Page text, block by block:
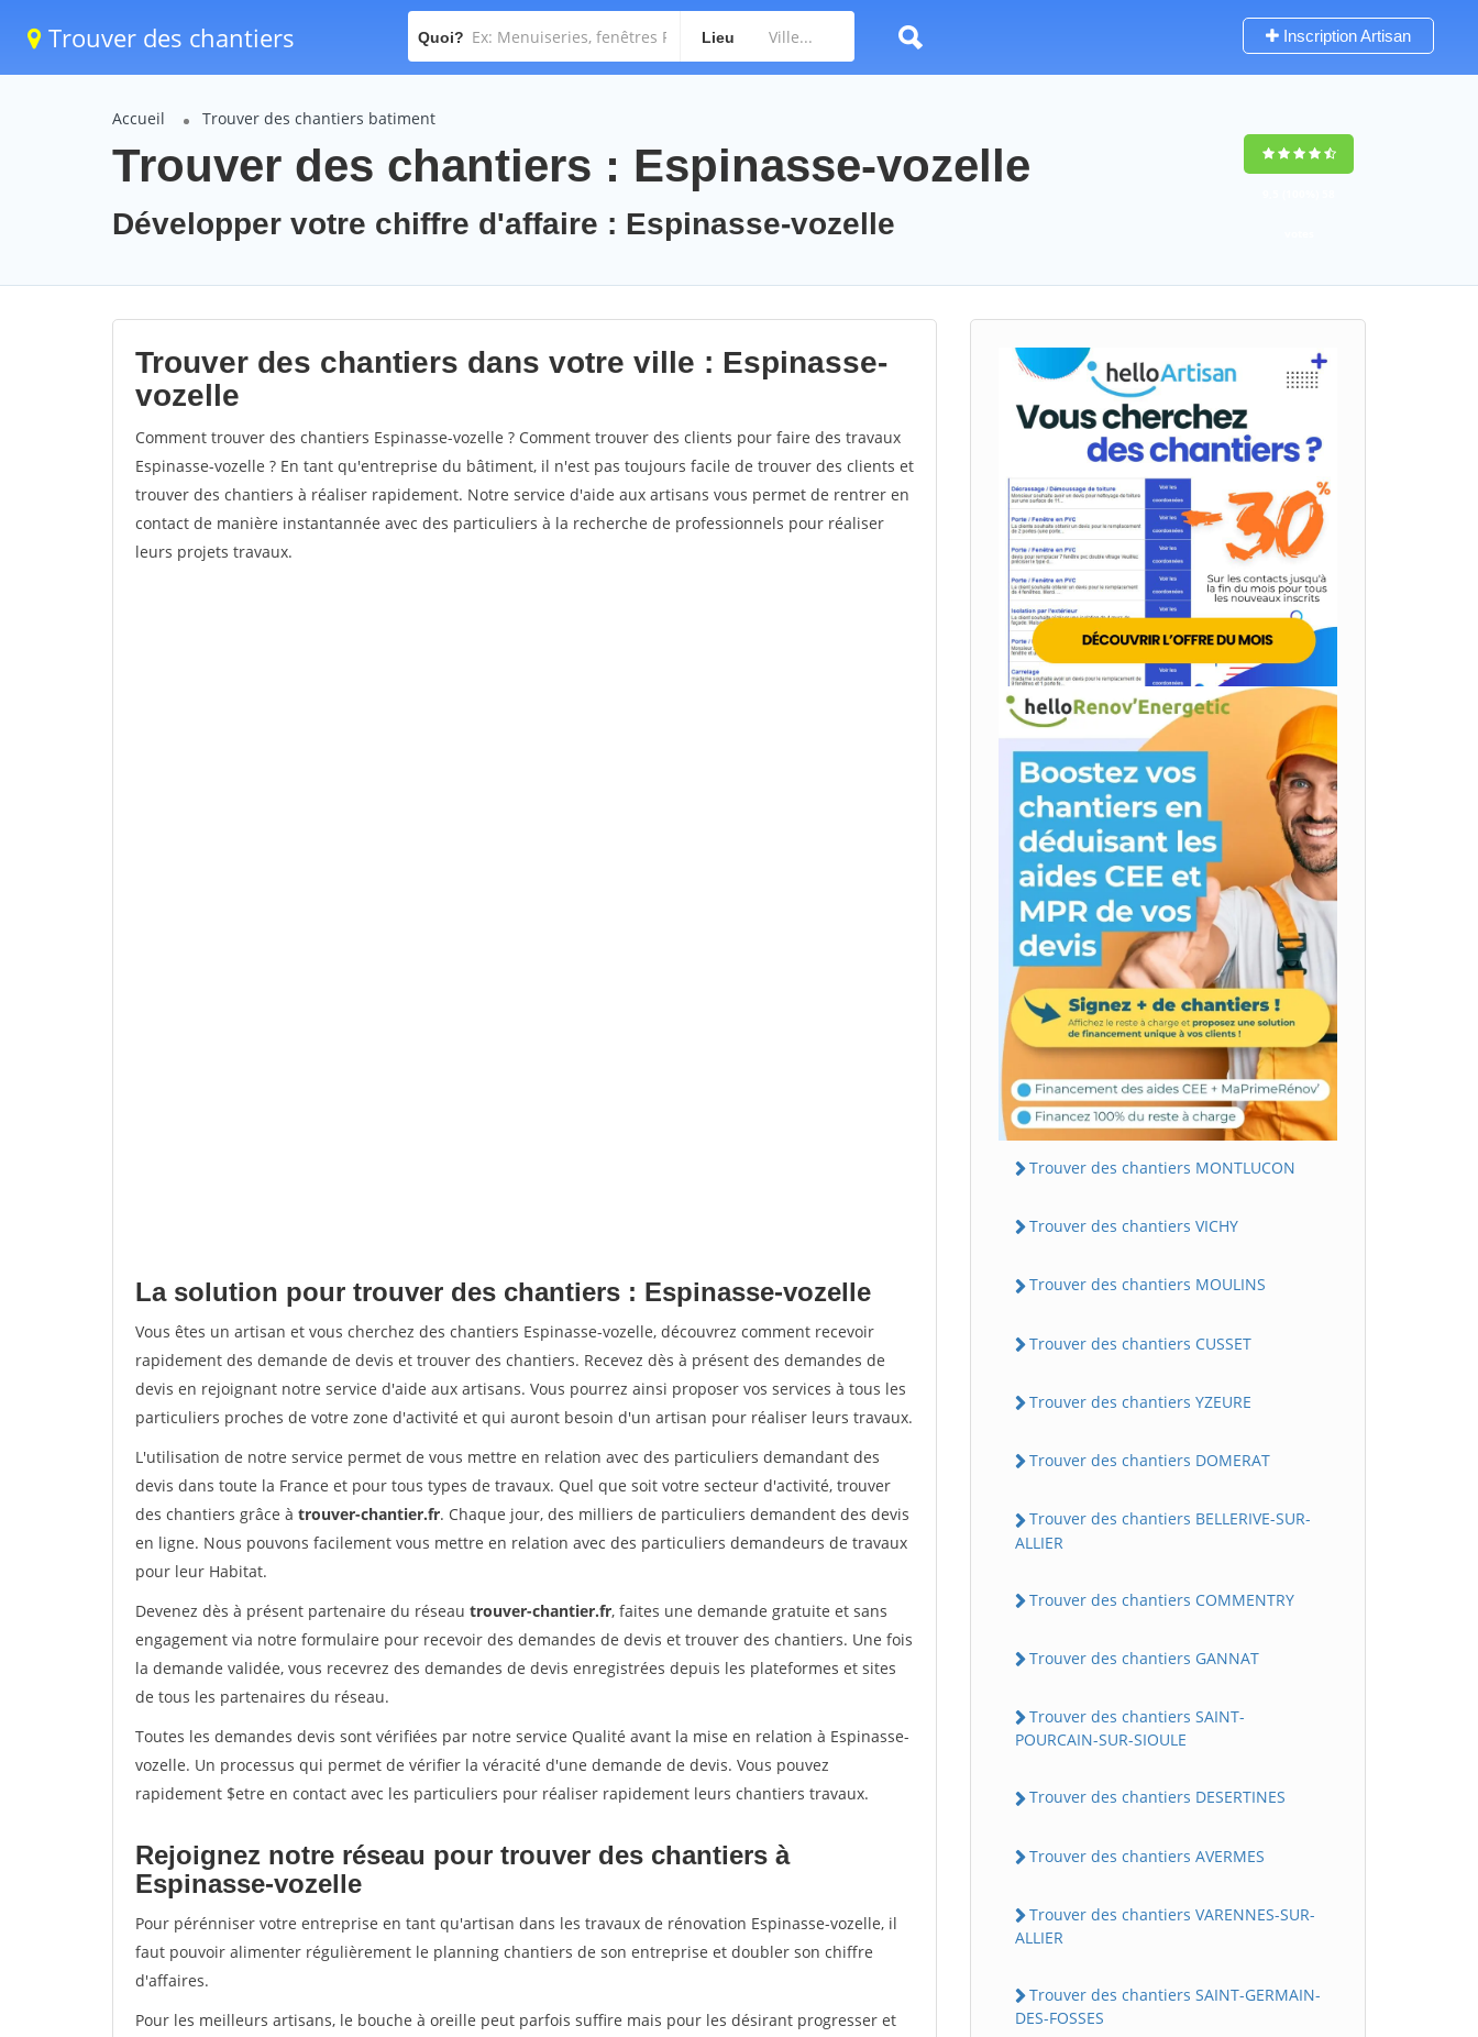
Trouver des chantiers Quoi? Lieu Inscription Artisan
Accueil Trouver des chantiers batiment
Trouver des chantiers : Espinasse-vozelle
Développer votre chiffre d'affaire : Espinasse-vozelle
Trouver des chantiers dans votre ville : Espinasse-
vozelle
Comment trouver des chantiers Espinasse-vozelle ? Comment trouver des clients pour faire des travaux
Espinasse-vozelle ? En tant qu'entreprise du bâtiment, il n'est pas toujours facile de trouver des clients et
trouver des chantiers à réaliser rapidement. Notre service d'aide aux artisans vous permet de rentrer en
contact de manière instantannée avec des particuliers à la recherche de professionnels pour réaliser
leurs projets travaux.
La solution pour trouver des chantiers : Espinasse-vozelle
Vous êtes un artisan et vous cherchez des chantiers Espinasse-vozelle, découvrez comment recevoir
rapidement des demande de devis et trouver des chantiers. Recevez dès à présent des demandes de
devis en rejoignant notre service d'aide aux artisans. Vous pourrez ainsi proposer vos services à tous les
particuliers proches de votre zone d'activité et qui auront besoin d'un artisan pour réaliser leurs travaux.
L'utilisation de notre service permet de vous mettre en relation avec des particuliers demandant des
devis dans toute la France et pour tous types de travaux. Quel que soit votre secteur d'activité, trouver
des chantiers grâce à trouver-chantier.fr. Chaque jour, des milliers de particuliers demandent des devis
en ligne. Nous pouvons facilement vous mettre en relation avec des particuliers demandeurs de travaux
pour leur Habitat.
Devenez dès à présent partenaire du réseau trouver-chantier.fr, faites une demande gratuite et sans
engagement via notre formulaire pour recevoir des demandes de devis et trouver des chantiers. Une fois
la demande validée, vous recevrez des demandes de devis enregistrées depuis les plateformes et sites
de tous les partenaires du réseau.
Toutes les demandes devis sont vérifiées par notre service Qualité avant la mise en relation à Espinasse-
vozelle. Un processus qui permet de vérifier la véracité d'une demande de devis. Vous pouvez
rapidement $etre en contact avec les particuliers pour réaliser rapidement leurs chantiers travaux.
Rejoignez notre réseau pour trouver des chantiers à
Espinasse-vozelle
Pour pérénniser votre entreprise en tant qu'artisan dans les travaux de rénovation Espinasse-vozelle, il
faut pouvoir alimenter régulièrement le planning chantiers de son entreprise et doubler son chiffre
d'affaires.
Pour les meilleurs artisans, le bouche à oreille peut parfois suffire mais pour les désirant progresser et
Trouver des chantiers MONTLUCON
Trouver des chantiers VICHY
Trouver des chantiers MOULINS
Trouver des chantiers CUSSET
Trouver des chantiers YZEURE
Trouver des chantiers DOMERAT
Trouver des chantiers BELLERIVE-SUR-
ALLIER
Trouver des chantiers COMMENTRY
Trouver des chantiers GANNAT
Trouver des chantiers SAINT-
POURCAIN-SUR-SIOULE
Trouver des chantiers DESERTINES
Trouver des chantiers AVERMES
Trouver des chantiers VARENNES-SUR-
ALLIER
Trouver des chantiers SAINT-GERMAIN-
DES-FOSSES